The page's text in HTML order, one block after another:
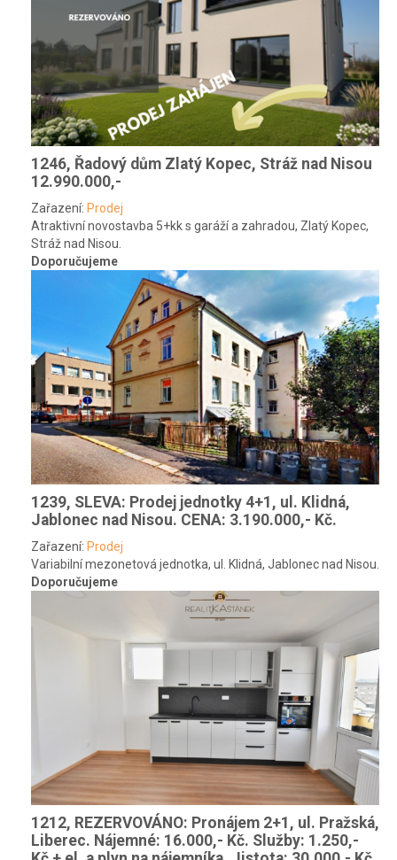
1246, Řadový dům Zlatý Kopec, Stráž nad Nisou
12.990.000,-
Zařazení: Prodej
Atraktivní novostavba 5+kk s garáží a zahradou, Zlatý Kopec,
Stráž nad Nisou.
Doporučujeme
1239, SLEVA: Prodej jednotky 4+1, ul. Klidná,
Jablonec nad Nisou. CENA: 3.190.000,- Kč.
Zařazení: Prodej
Variabilní mezonetová jednotka, ul. Klidná, Jablonec nad Nisou.
Doporučujeme
1212, REZERVOVÁNO: Pronájem 2+1, ul. Pražská,
Liberec. Nájemné: 16.000,- Kč. Služby: 1.250,-